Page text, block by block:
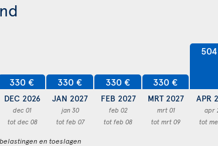
330 €
DEC 2026
dec 01
tot dec 08
330 €
JAN 2027
jan 30
tot feb 07
330 €
FEB 2027
feb 02
tot feb 08
330 €
MRT 2027
mrt 01
tot mrt 09
APR
apr
tot
en toeslagen